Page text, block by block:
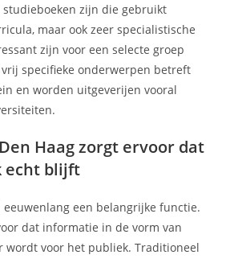
zijn die gebruikt
maar ook zeer specialistische
zijn voor een selecte groep
specifieke onderwerpen betreft
en worden uitgeverijen vooral
Haag zorgt ervoor dat
echt blijft
een belangrijke functie.
dat informatie in de vorm van
wordt voor het publiek. Traditioneel